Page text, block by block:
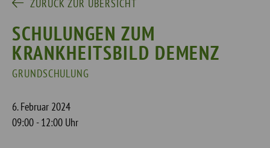
ZURÜCK ZUR ÜBERSICHT
SCHULUNGEN ZUM
KRANKHEITSBILD DEMENZ
GRUNDSCHULUNG
6. Februar 2024
09:00 - 12:00 Uhr